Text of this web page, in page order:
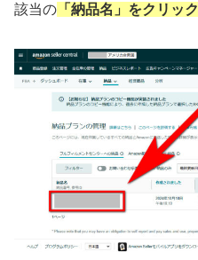
該当の 「納品名」をクリック